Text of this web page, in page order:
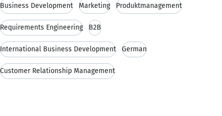
Business Development Marketing Produktmanagement
Requirements Engineering B2B
International Business Development German
Customer Relationship Management